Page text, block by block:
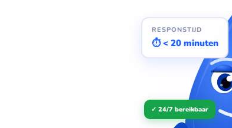
RESPONSTIJD
⏱ < 20 minuten
✓ 24/7 bereikbaar